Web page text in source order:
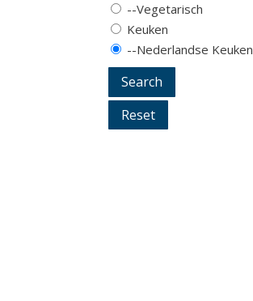
--Vegetarisch
Keuken
--Nederlandse Keuken
Search
Reset